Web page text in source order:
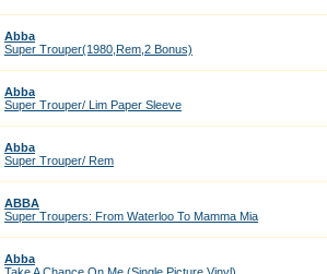
Abba
Super Trouper(1980,Rem,2 Bonus)
Abba
Super Trouper/ Lim Paper Sleeve
Abba
Super Trouper/ Rem
ABBA
Super Troupers: From Waterloo To Mamma Mia
Abba